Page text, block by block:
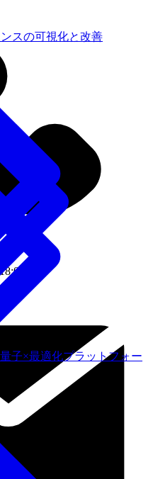
スの可視化と改善
子×最適化プラットフォー